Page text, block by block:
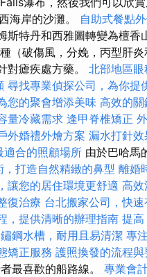
海岸的沙灘。 自助式餐點
斯特丹和西雅圖轉變為檀香
（破傷風，分娩，丙型肝炎
對瘧疾處方藥。 北部地區眼
尋找專業偵探公司，為你提
您的聚會增添美味 高效的
量冷藏需求 逢甲脊椎矯正
外婚禮外燴方案 漏水打針
適合的照顧場所 由於巴哈馬
，打造自然精緻的鼻型 離婚
讓您的居住環境更舒適 高效
復治療 台北搬家公司，快
，提供清晰的辦理指南 提高
鋼水槽，耐用且易清潔 專
矯正服務 護照換發的流程與
最喜歡的船路線。 專業會